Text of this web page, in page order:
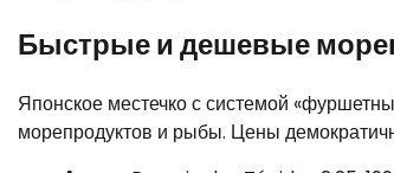
Быстрые и дешевые
Японское местечко с системой
морепродуктов и рыбы. Цены